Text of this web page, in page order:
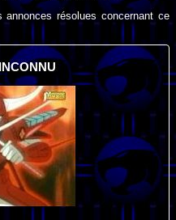
résolues concernant ce